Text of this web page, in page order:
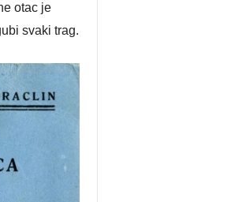
otac je
svaki trag.